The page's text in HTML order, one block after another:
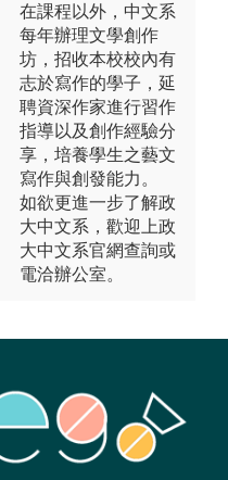
在課程以外，中文系
每年辦理文學創作
坊，招收本校校內有
志於寫作的學子，延
聘資深作家進行習作
指導以及創作經驗分
享，培養學生之藝文
寫作與創發能力。
如欲更進一步了解政
大中文系，歡迎上政
大中文系官網查詢或
電洽辦公室。